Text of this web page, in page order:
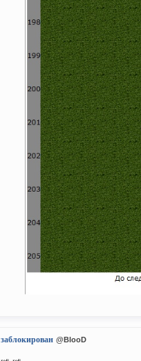
заблокирован @BlooD